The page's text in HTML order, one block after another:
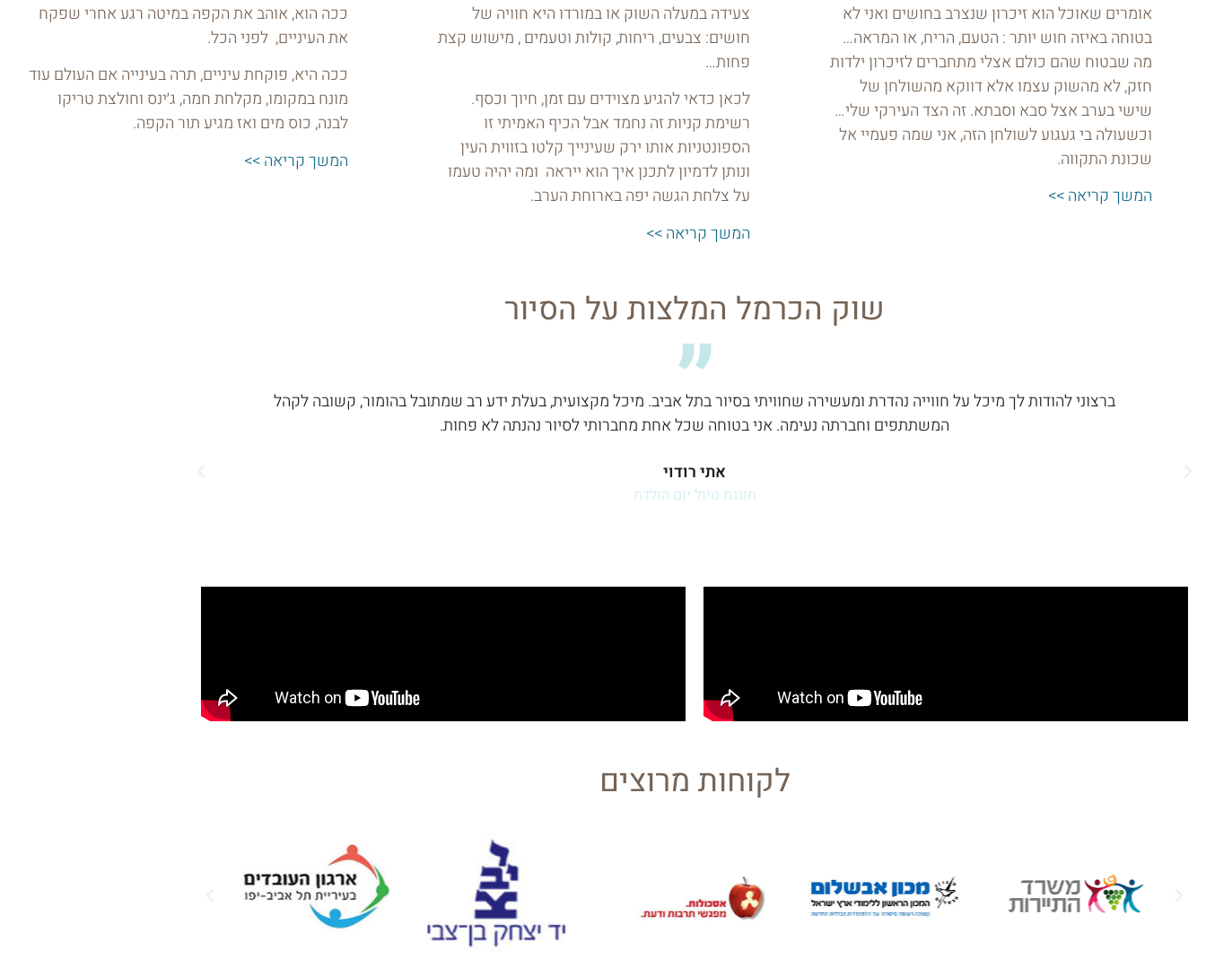
אומרים שאוכל הוא זיכרון שנצרב בחושים ואני לא
בטוחה באיזה חוש יותר : הטעם, הריח, או המראה…
מה שבטוח שהם כולם אצלי מתחברים לזיכרון ילדות
חזק, לא מהשוק עצמו אלא דווקא מהשולחן של
שישי בערב אצל סבא וסבתא. זה הצד העירקי שלי…
וכשעולה בי געגוע לשולחן הזה, אני שמה פעמיי אל
שכונת התקווה.
המשך קריאה >>
צעידה במעלה השוק או במורדו היא חוויה של
חושים: צבעים, ריחות, קולות וטעמים , מישוש קצת
פחות…
לכאן כדאי להגיע מצוידים עם זמן, חיוך וכסף.
רשימת קניות זה נחמד אבל הכיף האמיתי זו
הספונטניות אותו ירק שעינייך קלטו בזווית העין
ונותן לדמיון לתכנן איך הוא ייראה ומה יהיה טעמו
על צלחת הגשה יפה בארוחת הערב.
המשך קריאה >>
ככה הוא, אוהב את הקפה במיטה רגע אחרי שפקח
את העיניים, לפני הכל.
ככה היא, פוקחת עיניים, תרה בעינייה אם העולם עוד
מונח במקומו, מקלחת חמה, ג׳ינס וחולצת טריקו
לבנה, כוס מים ואז מגיע תור הקפה.
המשך קריאה >>
שוק הכרמל המלצות על הסיור
ברצוני להודות לך מיכל על חווייה נהדרת ומעשירה שחוויתי בסיור בתל אביב. מיכל מקצועית, בעלת ידע רב שמתובל בהומור, קשובה לקהל
המשתתפים וחברתה נעימה. אני בטוחה שכל אחת מחברותי לסיור נהנתה לא פחות.
אתי רודוי
חוגגת טיול יום הולדת
לקוחות מרוצים